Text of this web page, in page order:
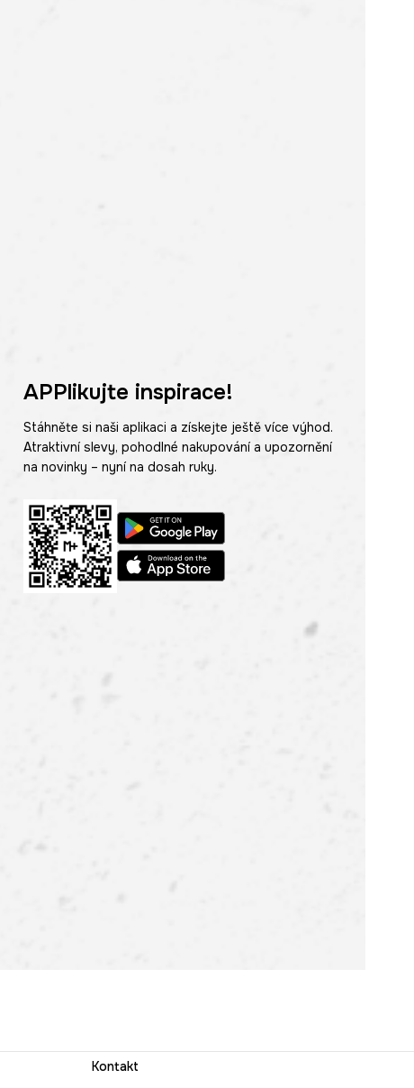
APPlikujte inspirace!
Stáhněte si naši aplikaci a získejte ještě více výhod.
Atraktivní slevy, pohodlné nakupování a upozornění
na novinky – nyní na dosah ruky.
Kontakt